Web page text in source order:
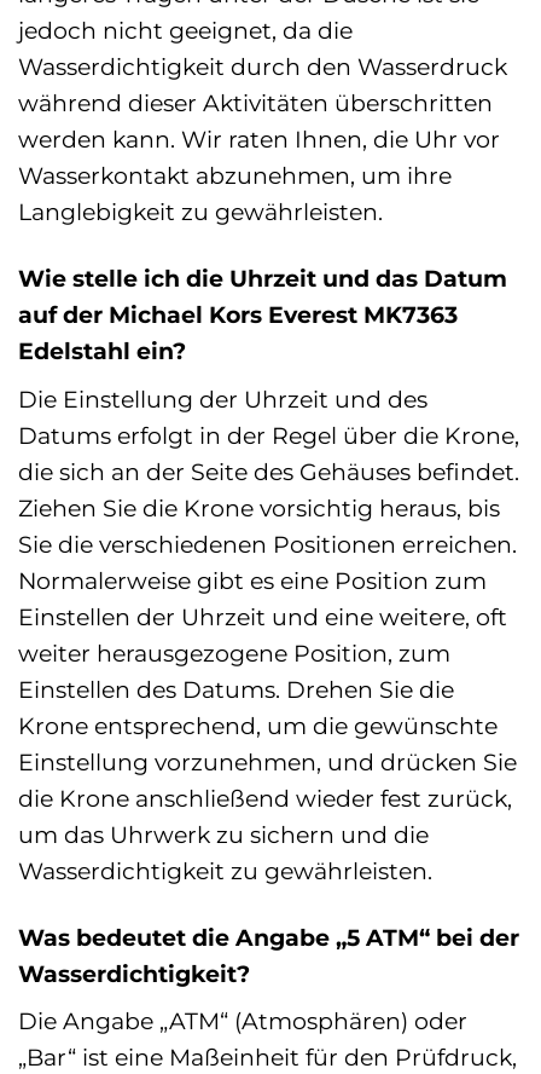
jedoch nicht geeignet, da die
Wasserdichtigkeit durch den Wasserdruck
während dieser Aktivitäten überschritten
werden kann. Wir raten Ihnen, die Uhr vor
Wasserkontakt abzunehmen, um ihre
Langlebigkeit zu gewährleisten.
Wie stelle ich die Uhrzeit und das Datum
auf der Michael Kors Everest MK7363
Edelstahl ein?
Die Einstellung der Uhrzeit und des
Datums erfolgt in der Regel über die Krone,
die sich an der Seite des Gehäuses befindet.
Ziehen Sie die Krone vorsichtig heraus, bis
Sie die verschiedenen Positionen erreichen.
Normalerweise gibt es eine Position zum
Einstellen der Uhrzeit und eine weitere, oft
weiter herausgezogene Position, zum
Einstellen des Datums. Drehen Sie die
Krone entsprechend, um die gewünschte
Einstellung vorzunehmen, und drücken Sie
die Krone anschließend wieder fest zurück,
um das Uhrwerk zu sichern und die
Wasserdichtigkeit zu gewährleisten.
Was bedeutet die Angabe „5 ATM“ bei der
Wasserdichtigkeit?
Die Angabe „ATM“ (Atmosphären) oder
„Bar“ ist eine Maßeinheit für den Prüfdruck,